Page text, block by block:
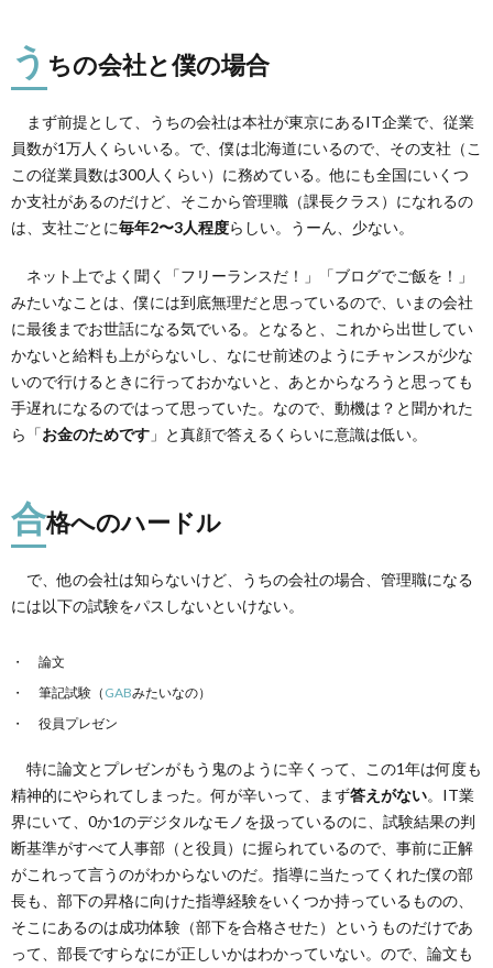
社と
僕の
場合
2.
合格
への
ドル
試験
ある
ある
題目
4.
ない
5.
して
僕
は…
う ちの会社と僕の場合
まず前提として、うちの会社は本社が東京にあるIT企業で、従業
員数が1万人くらいいる。で、僕は北海道にいるので、その支社（こ
この従業員数は300人くらい）に務めている。他にも全国にいくつ
か支社があるのだけど、そこから管理職（課長クラス）になれるの
は、支社ごとに毎年2〜3人程度らしい。うーん、少ない。
ネット上でよく聞く「フリーランスだ！」「ブログでご飯を！」
みたいなことは、僕には到底無理だと思っているので、いまの会社
に最後までお世話になる気でいる。となると、これから出世してい
かないと給料も上がらないし、なにせ前述のようにチャンスが少な
いので行けるときに行っておかないと、あとからなろうと思っても
手遅れになるのではって思っていた。なので、動機は？と聞かれた
ら「お金のためです 」と真顔で答えるくらいに意識は低い。
合格へのハードル
で、他の会社は知らないけど、うちの会社の場合、管理職になる
には以下の試験をパスしないといけない。
論文
筆記試験（ GABみたいなの）
役員プレゼン
特に論文とプレゼンがもう鬼のように辛くって、この1年は何度も
精神的にやられてしまった。何が辛いって、まず答えがない。IT業
界にいて、0か1のデジタルなモノを扱っているのに、試験結果の判
断基準がすべて人事部（と役員）に握られているので、事前に正解
がこれって言うのがわからないのだ。指導に当たってくれた僕の部
長も、部下の昇格に向けた指導経験をいくつか持っているものの、
そこにあるのは成功体験（部下を合格させた）というものだけであ
って、部長ですらなにが正しいかはわかっていない。ので、論文も